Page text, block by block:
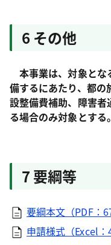
6 その他
本事業は、対象とな
備するにあたり、都
設整備費補助、障害
る場合のみ対象とする。
7 要綱等
要綱本文（PDF：
申請様式（Excel：